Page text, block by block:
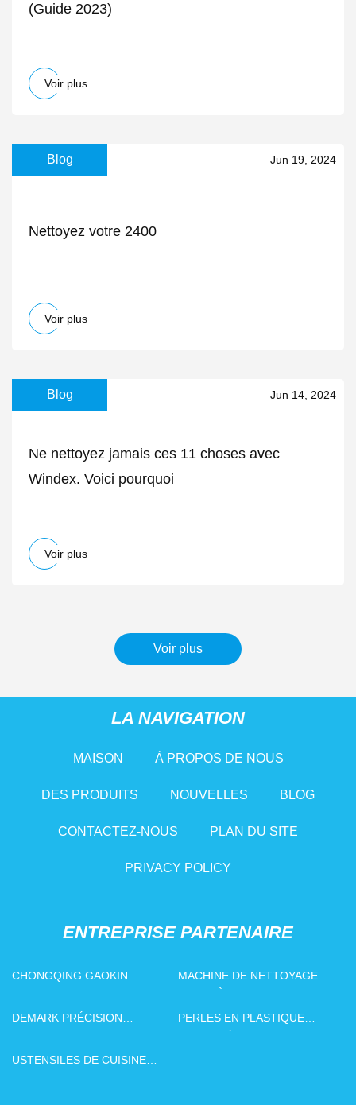
(Guide 2023)
Voir plus
Blog Jun 19, 2024
Nettoyez votre 2400
Voir plus
Blog Jun 14, 2024
Ne nettoyez jamais ces 11 choses avec
Windex. Voici pourquoi
Voir plus
Voir plus
LA NAVIGATION
MAISON À PROPOS DE NOUS
DES PRODUITS NOUVELLES BLOG
CONTACTEZ-NOUS PLAN DU SITE
PRIVACY POLICY
ENTREPRISE PARTENAIRE
CHONGQING GAOKIN
MACHINE DE NETTOYAGE
DEMARK PRÉCISION
PERLES EN PLASTIQUE
USTENSILES DE CUISINE